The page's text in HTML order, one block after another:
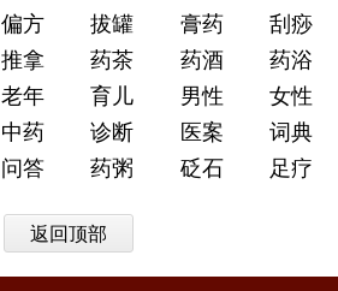
偏方 拔罐 膏药
刮痧
推拿 药茶 药酒
药浴
老年 育儿 男性
女性
中药 诊断 医案
词典
问答 药粥 砭石 足疗
返回顶部